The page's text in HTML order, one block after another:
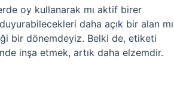
oy kullanarak mı aktif birer
daha açık bir alan mı
bir dönemdeyiz. Belki de, etiketi
inşa etmek, artık daha elzemdir.